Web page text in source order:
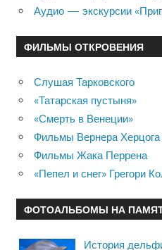
Аудио — экскурсии
ФИЛЬМЫ ОТКРОВЕНИЯ
Слушая Тарковского
«Татарская пустыня»
«Смерть в Венеции»
Фильмы Вернера Херцога
Фильмы Жака Перрена
«Пепел и снег» Грегори
ФОТОАЛЬБОМЫ НА
История